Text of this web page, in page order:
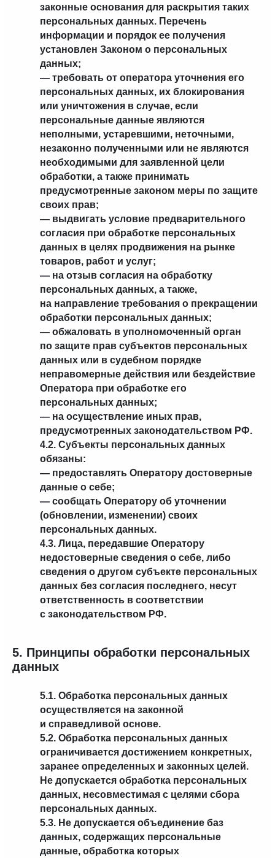
законные основания для раскрытия таких
персональных данных. Перечень
информации и порядок ее получения
установлен Законом о персональных
данных;
— требовать от оператора уточнения его
персональных данных, их блокирования
или уничтожения в случае, если
персональные данные являются
неполными, устаревшими, неточными,
незаконно полученными или не являются
необходимыми для заявленной цели
обработки, а также принимать
предусмотренные законом меры по защите
своих прав;
— выдвигать условие предварительного
согласия при обработке персональных
данных в целях продвижения на рынке
товаров, работ и услуг;
— на отзыв согласия на обработку
персональных данных, а также,
на направление требования о прекращении
обработки персональных данных;
— обжаловать в уполномоченный орган
по защите прав субъектов персональных
данных или в судебном порядке
неправомерные действия или бездействие
Оператора при обработке его
персональных данных;
— на осуществление иных прав,
предусмотренных законодательством РФ.
4.2. Субъекты персональных данных
обязаны:
— предоставлять Оператору достоверные
данные о себе;
— сообщать Оператору об уточнении
(обновлении, изменении) своих
персональных данных.
4.3. Лица, передавшие Оператору
недостоверные сведения о себе, либо
сведения о другом субъекте персональных
данных без согласия последнего, несут
ответственность в соответствии
с законодательством РФ.
5. Принципы обработки персональных
данных
5.1. Обработка персональных данных
осуществляется на законной
и справедливой основе.
5.2. Обработка персональных данных
ограничивается достижением конкретных,
заранее определенных и законных целей.
Не допускается обработка персональных
данных, несовместимая с целями сбора
персональных данных.
5.3. Не допускается объединение баз
данных, содержащих персональные
данные, обработка которых